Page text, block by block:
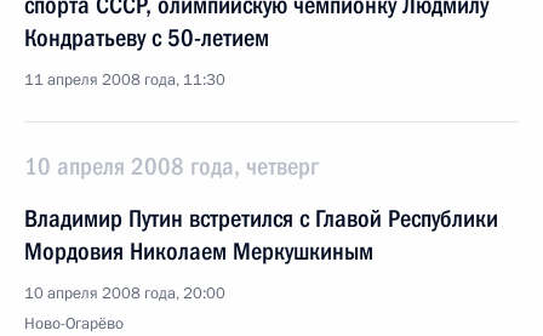
Кондратьеву с 50-летием
11 апреля 2008 года, 11:30
10 апреля 2008 года, четверг
Владимир Путин встретился с Главой Республики
Мордовия Николаем Меркушкиным
10 апреля 2008 года, 20:00
Ново-Огарёво